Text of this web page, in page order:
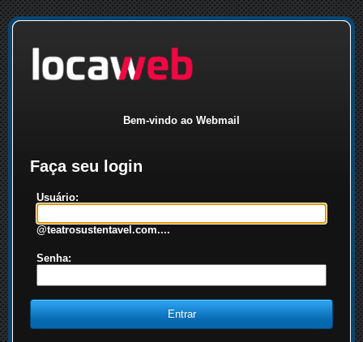
Bem-vindo ao Webmail
Faça seu login
Usuário:
@teatrosustentavel.com....
Senha: